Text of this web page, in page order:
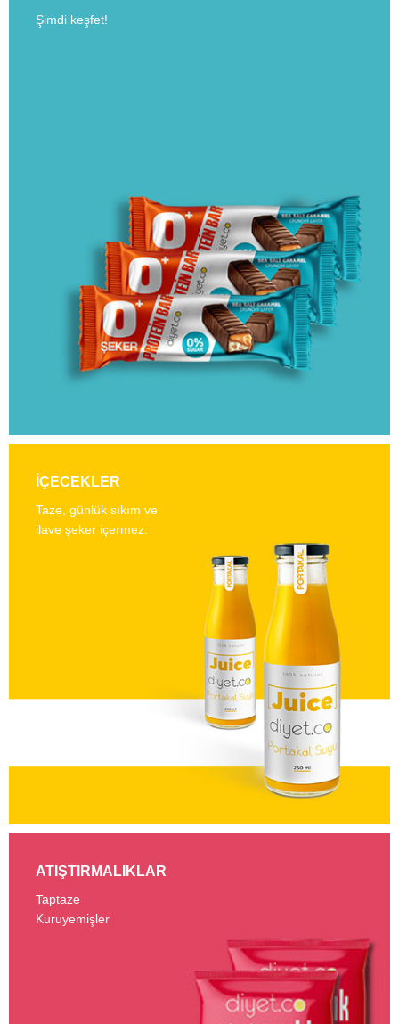
Şimdi keşfet!
İÇECEKLER
Taze, günlük sıkım ve
ilave şeker içermez.
ATIŞTIRMALIKLAR
Taptaze
Kuruyemişler